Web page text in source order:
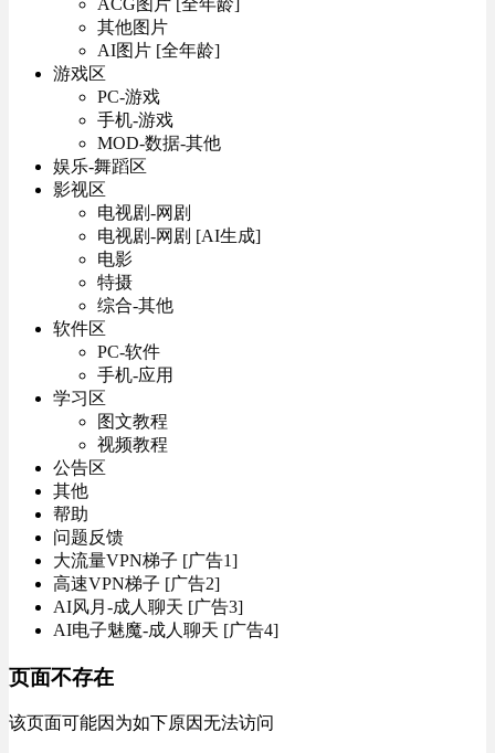
ACG图片 [全年龄]
其他图片
AI图片 [全年龄]
游戏区
PC-游戏
手机-游戏
MOD-数据-其他
娱乐-舞蹈区
影视区
电视剧-网剧
电视剧-网剧 [AI生成]
电影
特摄
综合-其他
软件区
PC-软件
手机-应用
学习区
图文教程
视频教程
公告区
其他
帮助
问题反馈
大流量VPN梯子 [广告1]
高速VPN梯子 [广告2]
AI风月-成人聊天 [广告3]
AI电子魅魔-成人聊天 [广告4]
页面不存在
该页面可能因为如下原因无法访问